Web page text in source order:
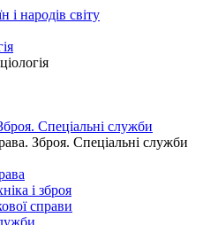
і народів світу
Спеціальні служби
Зброя. Спеціальні служби
і зброя
справи